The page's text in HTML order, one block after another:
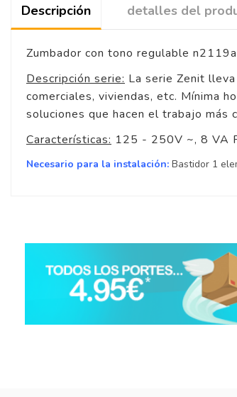
Descripción detalles del
Zumbador con tono regulable
Descripción serie: La serie Zenit
comerciales, viviendas, etc. Mínima
soluciones que hacen el trabajo más
Características: 125 - 250V ~, 8 VA
Necesario para la instalación: Bastidor 1